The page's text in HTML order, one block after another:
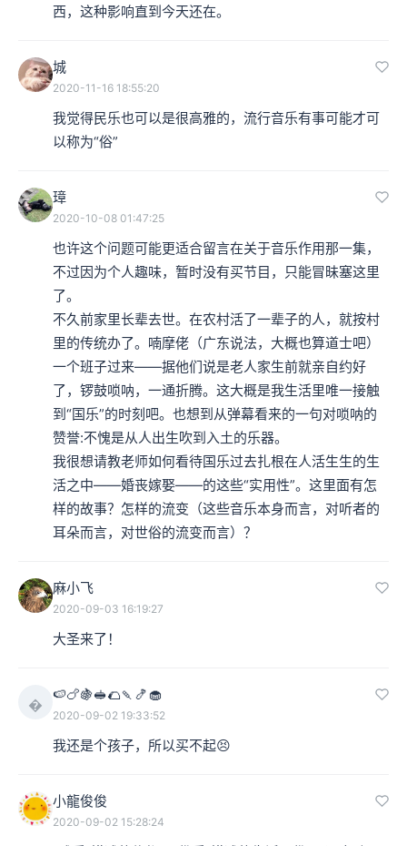
西，这种影响直到今天还在。
城
2020-11-16 18:55:20
我觉得民乐也可以是很高雅的，流行音乐有事可能才可
以称为“俗”
璋
2020-10-08 01:47:25
也许这个问题可能更适合留言在关于音乐作用那一集，
不过因为个人趣味，暂时没有买节目，只能冒昧塞这里
了。
不久前家里长辈去世。在农村活了一辈子的人，就按村
里的传统办了。喃摩佬（广东说法，大概也算道士吧）
一个班子过来——据他们说是老人家生前就亲自约好
了，锣鼓唢呐，一通折腾。这大概是我生活里唯一接触
到“国乐”的时刻吧。也想到从弹幕看来的一句对唢呐的
赞誉:不愧是从人出生吹到入土的乐器。
我很想请教老师如何看待国乐过去扎根在人活生生的生
活之中——婚丧嫁娶——的这些“实用性”。这里面有怎
样的故事？怎样的流变（这些音乐本身而言，对听者的
耳朵而言，对世俗的流变而言）？
麻小飞
2020-09-03 16:19:27
大圣来了！

🍉🍗🍇🥪🌮🍡🍤🧁
2020-09-02 19:33:52
我还是个孩子，所以买不起😣
小龍俊俊
2020-09-02 15:28:24